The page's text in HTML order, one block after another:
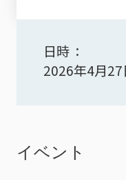
日時
2026年4月27
イベント